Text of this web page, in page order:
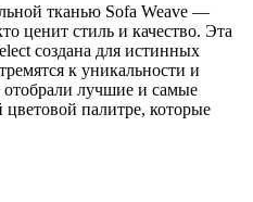
тканью Sofa Weave —
ценит стиль и качество. Эта
создана для истинных
к уникальности и
лучшие и самые
палитре, которые